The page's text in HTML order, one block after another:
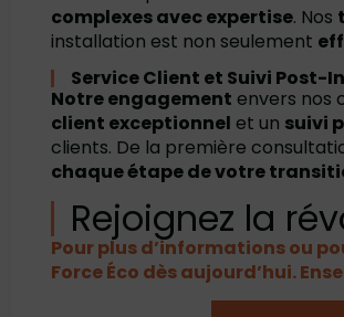
complexes avec expertise. Nos
installation est non seulement
Service Client et Suivi Post-
Notre engagement envers nos
client exceptionnel et un suivi
clients. De la première
chaque étape de votre
Rejoignez la
Pour plus d’informations ou
Force Éco dès aujourd’hui.